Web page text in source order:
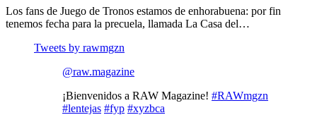
Los fans de Juego de Tronos estamos de enhorabuena: por fin
tenemos fecha para la precuela, llamada La Casa del…
Tweets by rawmgzn
@raw.magazine
¡Bienvenidos a RAW Magazine! #RAWmgzn
#lentejas #fyp #xyzbca